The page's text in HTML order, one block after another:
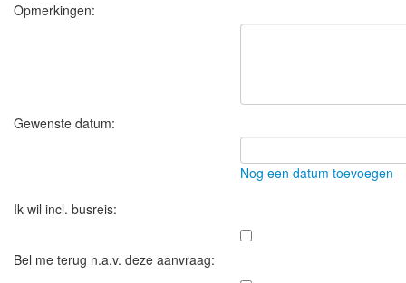
Opmerkingen:
Gewenste datum:
Nog een datum toevoegen
Ik wil incl. busreis:
Bel me terug n.a.v. deze aanvraag: